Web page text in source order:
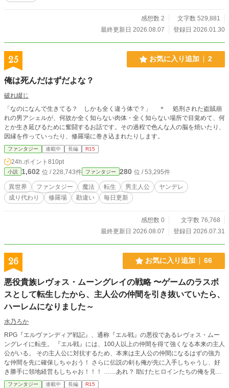
はXのプロフィールに記載しています
感想数 2
文字数 529,881
最終更新日 2026.08.07
登録日 2026.01.30
25 お気に入り追加 2
俺は死んだはずだよな？
破れ綴じ
「なのになんで生きてる？ しかも全く違う体で？」 ＊ 処刑された盗賊崩
れの男アシェルが、何故か全く知らない肉体・全く知らない場所で目覚めて、何
とか生き延びるために奮闘するお話です。その過程で色んな人の脳を焼いたり、
因縁を作っていったり、修羅場に巻き込まれたりします。
ファンタジー 連載中 長編 R15
24h.ポイント 810pt
小説 1,602 位 / 228,743件 ファンタジー 280 位 / 53,295件
異世界 ファンタジー 魔法 転生 男主人公
ヤンデレ
成り代わり
修羅場 勘違い 毎日更新
感想数 0
文字数 76,768
最終更新日 2026.08.07
登録日 2026.07.31
26 お気に入り追加 66
悪役貴族レヴォス・ムーングレイの戦略 〜ゲームのラスボ
スとして転生したから、主人公の仲間を引き抜いていたら、
ハーレムになりました～
水乃ろか
RPG『エルヴァンディア戦記』、通称『エル戦』の悪役であるレヴォス・ムー
ングレイに転生。 『エル戦』には、100人以上の仲間を得て強くなる本来の主人
公がいる。 その主人公に対抗するため、本来は主人公の仲間になるはずの強力
な仲間を先に確保しちゃおう！ さらに伝説の剣も俺が先に入手しちゃうし、好
き勝手に領地経営もしちゃお！！！ ……あれ？ 助けたヒロインたちの俺を見る
ファンタジー 連載中 長編 R15